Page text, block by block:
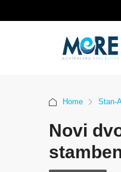
Home Stan-
Novi